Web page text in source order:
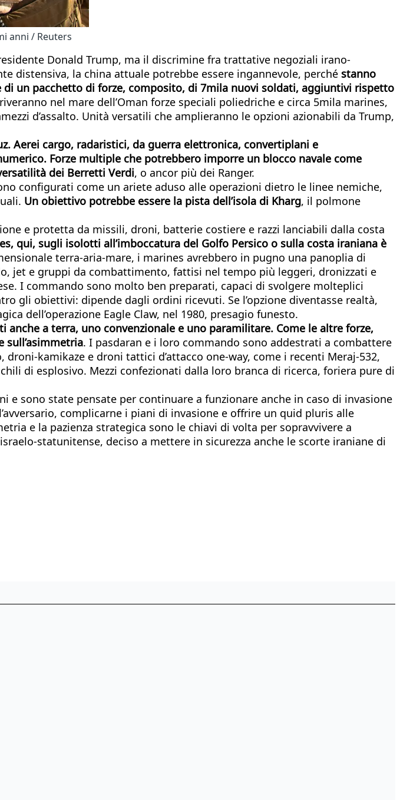
anni / Reuters
Donald Trump, ma il discrimine fra trattative negoziali irano-
distensiva, la china attuale potrebbe essere ingannevole, perché stanno
un pacchetto di forze, composito, di 7mila nuovi soldati, aggiuntivi rispetto
nel mare dell’Oman forze speciali poliedriche e circa 5mila marines,
d’assalto. Unità versatili che amplieranno le opzioni azionabili da Trump,
Aerei cargo, radaristici, da guerra elettronica, convertiplani e
Forze multiple che potrebbero imporre un blocco navale come
dei Berretti Verdi, o ancor più dei Ranger.
configurati come un ariete aduso alle operazioni dietro le linee nemiche,
Un obiettivo potrebbe essere la pista dell’isola di Kharg, il polmone
e protetta da missili, droni, batterie costiere e razzi lanciabili dalla costa
qui, sugli isolotti all’imboccatura del Golfo Persico o sulla costa iraniana è
terra-aria-mare, i marines avrebbero in pugno una panoplia di
jet e gruppi da combattimento, fattisi nel tempo più leggeri, dronizzati e
I commando sono molto ben preparati, capaci di svolgere molteplici
gli obiettivi: dipende dagli ordini ricevuti. Se l’opzione diventasse realtà,
dell’operazione Eagle Claw, nel 1980, presagio funesto.
a terra, uno convenzionale e uno paramilitare. Come le altre forze,
. I pasdaran e i loro commando sono addestrati a combattere
kamikaze e droni tattici d’attacco one-way, come i recenti Meraj-532,
di esplosivo. Mezzi confezionati dalla loro branca di ricerca, foriera pure di
sono state pensate per continuare a funzionare anche in caso di invasione
complicarne i piani di invasione e offrire un quid pluris alle
e la pazienza strategica sono le chiavi di volta per sopravvivere a
statunitense, deciso a mettere in sicurezza anche le scorte iraniane di